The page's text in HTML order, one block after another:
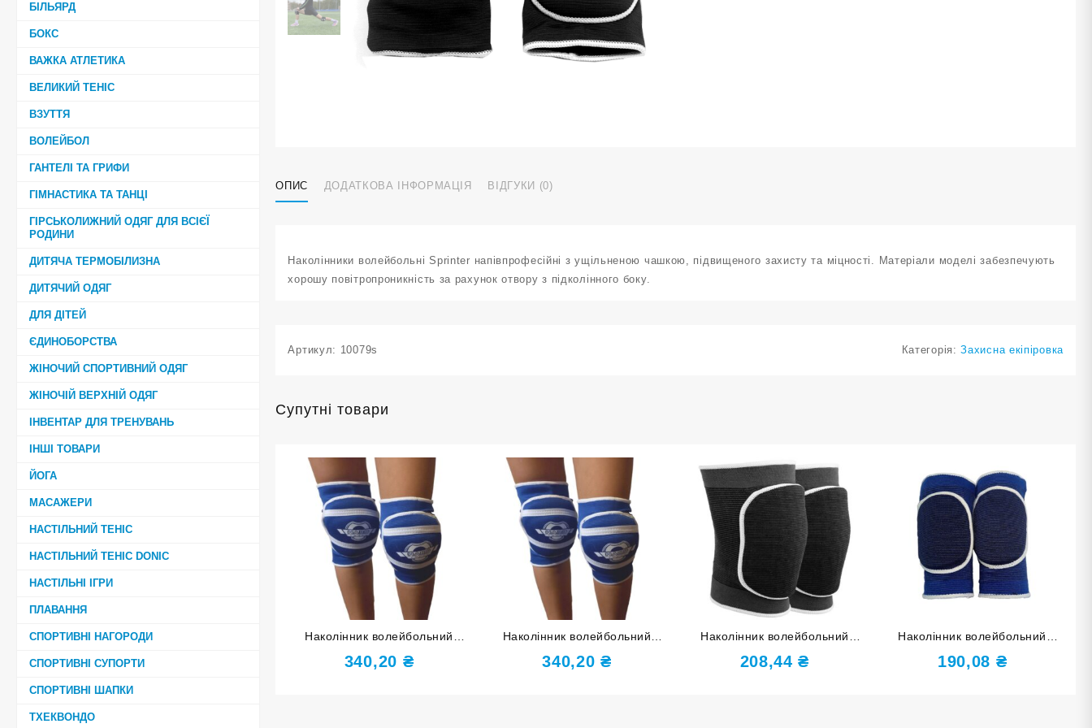
БІЛЬЯРД
БОКС
ВАЖКА АТЛЕТИКА
ВЕЛИКИЙ ТЕНІС
ВЗУТТЯ
ВОЛЕЙБОЛ
ГАНТЕЛІ ТА ГРИФИ
ГІМНАСТИКА ТА ТАНЦІ
ГІРСЬКОЛИЖНИЙ ОДЯГ ДЛЯ ВСІЄЇ
РОДИНИ
ДИТЯЧА ТЕРМОБІЛИЗНА
ДИТЯЧИЙ ОДЯГ
ДЛЯ ДІТЕЙ
ЄДИНОБОРСТВА
ЖІНОЧИЙ СПОРТИВНИЙ ОДЯГ
ЖІНОЧІЙ ВЕРХНІЙ ОДЯГ
ІНВЕНТАР ДЛЯ ТРЕНУВАНЬ
ІНШІ ТОВАРИ
ЙОГА
МАСАЖЕРИ
НАСТІЛЬНИЙ ТЕНІС
НАСТІЛЬНИЙ ТЕНІС DONIC
НАСТІЛЬНІ ІГРИ
ПЛАВАННЯ
СПОРТИВНІ НАГОРОДИ
СПОРТИВНІ СУПОРТИ
СПОРТИВНІ ШАПКИ
ТХЕКВОНДО
ОПИС ДОДАТКОВА ІНФОРМАЦІЯ ВІДГУКИ (0)
Наколінники волейбольні Sprinter напівпрофесійні з ущільненою чашкою, підвищеного захисту та міцності. Матеріали моделі забезпечують
хорошу повітропроникність за рахунок отвору з підколінного боку.
Артикул: 10079s Категорія:Захисна екіпіровка
Супутні товари
Наколінник волейбольний
HARDTOUCH синій розмір L
340,20 ₴
Наколінник волейбольний
HARD TOUCH синій розмір М
340,20₴
Наколінник волейбольний
чорний 0835-Ч
208,44₴
Наколінник волейбольний
синій 0735-С
190,08 ₴